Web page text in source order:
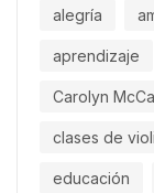
alegría
aprendizaje
Carolyn
clases de
educación